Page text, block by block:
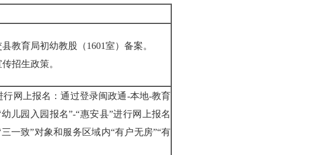
教育局初幼教股（1601室）备案。
招生政策。
网上报名：通过登录闽政通-本地-教育
儿园入园报名”-“惠安县”进行网上报名
一致”对象和服务区域内“有户无房”“有